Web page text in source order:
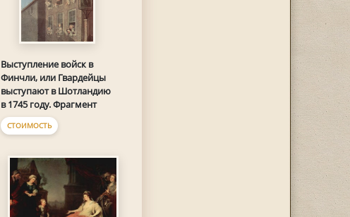
Выступление войск в
Финчли, или Гвардейцы
выступают в Шотландию
в 1745 году. Фрагмент
СТОИМОСТЬ